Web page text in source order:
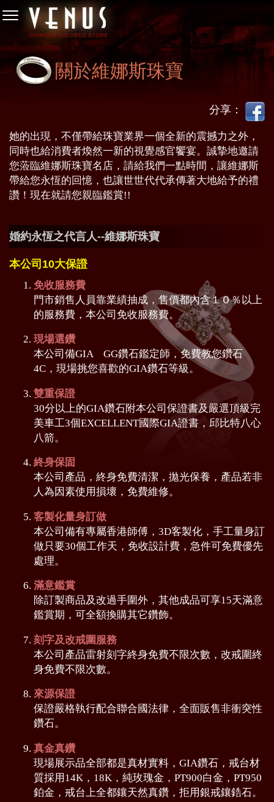
關於維娜斯珠寶
分享：
她的出現，不僅帶給珠寶業界一個全新的震撼力之外，
同時也給消費者煥然一新的視覺感官饗宴。誠摯地邀請
您蒞臨維娜斯珠寶名店，請給我們一點時間，讓維娜斯
帶給您永恆的回憶，也讓世世代代承傳著大地給予的禮
讚！現在就請您親臨鑑賞!!
婚約永恆之代言人--維娜斯珠寶
本公司10大保證
免收服務費
門市銷售人員靠業績抽成，售價都內含１０％以上
的服務費，本公司免收服務費。
現場選鑽
本公司備GIA GG鑽石鑑定師，免費教您鑽石
4C，現場挑您喜歡的GIA鑽石等級。
雙重保證
30分以上的GIA鑽石附本公司保證書及嚴選頂級完
美車工3個EXCELLENT國際GIA證書，邱比特八心
八箭。
終身保固
本公司產品，終身免費清潔，拋光保養，產品若非
人為因素使用損壞，免費維修。
客製化量身訂做
本公司備有專屬香港師傅，3D客製化，手工量身訂
做只要30個工作天，免收設計費，急件可免費優先
處理。
滿意鑑賞
除訂製商品及改過手圍外，其他成品可享15天滿意
鑑賞期，可全額換購其它鑽飾。
刻字及改戒圍服務
本公司產品雷射刻字終身免費不限次數，改戒圍終
身免費不限次數。
來源保證
保證嚴格執行配合聯合國法律，全面販售非衝突性
鑽石。
真金真鑽
現場展示品全部都是真材實料，GIA鑽石，戒台材
質採用14K，18K，純玫瑰金，PT900白金，PT950
鉑金，戒台上全都鑲天然真鑽，拒用銀戒鑲鋯石。